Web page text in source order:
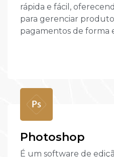
rápida e fácil,
para gerenciar
pagamentos de forma
Photoshop
É um software de